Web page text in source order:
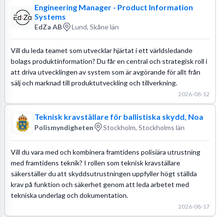
Engineering Manager - Product Information
Systems
EdZa AB Lund, Skåne län
Vill du leda teamet som utvecklar hjärtat i ett världsledande
bolags produktinformation? Du får en central och strategisk roll i
att driva utvecklingen av system som är avgörande för allt från
sälj och marknad till produktutveckling och tillverkning.
2026-08-12
Teknisk kravställare för ballistiska skydd, Noa
Polismyndigheten Stockholm, Stockholms län
Vill du vara med och kombinera framtidens polisiära utrustning
med framtidens teknik? I rollen som teknisk kravställare
säkerställer du att skyddsutrustningen uppfyller högt ställda
krav på funktion och säkerhet genom att leda arbetet med
tekniska underlag och dokumentation.
2026-08-17